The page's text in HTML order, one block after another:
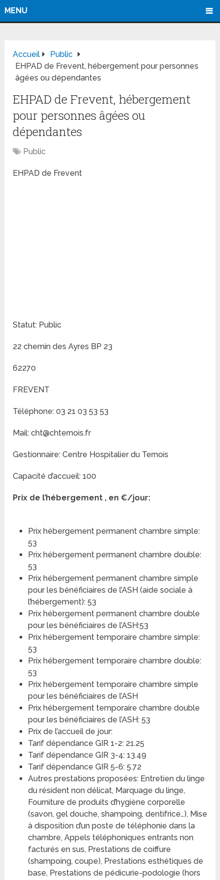
MENU
Accueil
Public
EHPAD de Frevent, hébergement pour personnes
âgées ou dépendantes
EHPAD de Frevent, hébergement
pour personnes âgées ou
dépendantes
Public
EHPAD de Frevent
Statut: Public
22 chemin des Ayres BP 23
62270
FREVENT
Téléphone: 03 21 03 53 53
Mail: cht@chternois.fr
Gestionnaire: Centre Hospitalier du Ternois
Capacité d’accueil: 100
Prix de l’hébergement , en €/jour:
Prix hébergement permanent chambre simple:
53
Prix hébergement permanent chambre double:
53
Prix hébergement permanent chambre simple
pour les bénéficiaires de l’ASH (aide sociale à
l’hébergement): 53
Prix hébergement permanent chambre double
pour les bénéficiaires de l’ASH:53
Prix hébergement temporaire chambre simple:
53
Prix hébergement temporaire chambre double:
53
Prix hébergement temporaire chambre simple
pour les bénéficiaires de l’ASH
Prix hébergement temporaire chambre double
pour les bénéficiaires de l’ASH: 53
Prix de l’accueil de jour:
Tarif dépendance GIR 1-2: 21.25
Tarif dépendance GIR 3-4: 13.49
Tarif dépendance GIR 5-6: 5.72
Autres prestations proposées: Entretien du linge
du résident non délicat, Marquage du linge,
Fourniture de produits d’hygiène corporelle
(savon, gel douche, shampoing, dentifrice…), Mise
à disposition d’un poste de téléphonie dans la
chambre, Appels téléphoniques entrants non
facturés en sus, Prestations de coiffure
(shampoing, coupe), Prestations esthétiques de
base, Prestations de pédicurie-podologie (hors